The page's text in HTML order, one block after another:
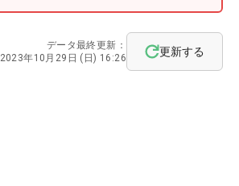
データ最終更新：
2023年10月29日 (日) 16:26
更新する